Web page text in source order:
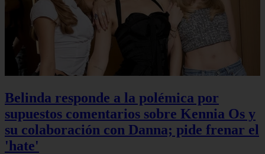
Belinda responde a la polémica por
supuestos comentarios sobre Kennia Os y
su colaboración con Danna; pide frenar el
'hate'